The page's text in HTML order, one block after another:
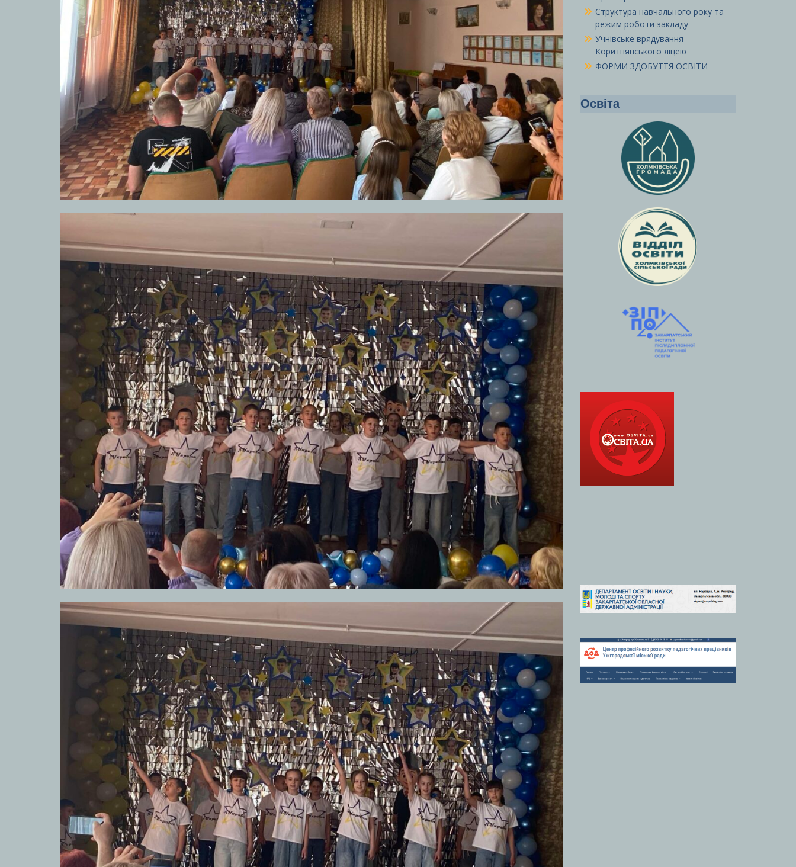
Структура навчального року та
режим роботи закладу
Учнівське врядування
Коритнянського ліцею
ФОРМИ ЗДОБУТТЯ ОСВІТИ
Освіта